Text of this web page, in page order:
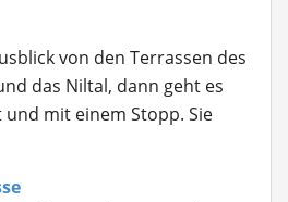
von den Terrassen des
das Niltal, dann geht es
mit einem Stopp. Sie